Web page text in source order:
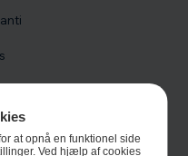
at opnå en funktionel side
Ved hjælp af cookies